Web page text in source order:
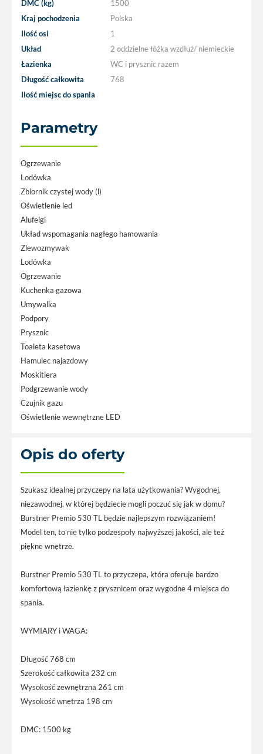
DMC (kg)
1500
Kraj pochodzenia
Polska
Ilość osi
1
Układ
2 oddzielne łóżka wzdłuż/ niemieckie
Łazienka
WC i prysznic razem
Długość całkowita
768
Ilość miejsc do spania
Parametry
Ogrzewanie
Lodówka
Zbiornik czystej wody (l)
Oświetlenie led
Alufelgi
Układ wspomagania nagłego hamowania
Zlewozmywak
Lodówka
Ogrzewanie
Kuchenka gazowa
Umywalka
Podpory
Prysznic
Toaleta kasetowa
Hamulec najazdowy
Moskitiera
Podgrzewanie wody
Czujnik gazu
Oświetlenie wewnętrzne LED
Opis do oferty
Szukasz idealnej przyczepy na lata użytkowania? Wygodnej,
niezawodnej, w której będziecie mogli poczuć się jak w domu?
Burstner Premio 530 TL będzie najlepszym rozwiązaniem!
Model ten, to nie tylko podzespoły najwyższej jakości, ale też
piękne wnętrze.
Burstner Premio 530 TL to przyczepa, która oferuje bardzo
komfortową łazienkę z prysznicem oraz wygodne 4 miejsca do
spania.
WYMIARY i WAGA:
Długość 768 cm
Szerokość całkowita 232 cm
Wysokość zewnętrzna 261 cm
Wysokość wnętrza 198 cm
DMC: 1500 kg